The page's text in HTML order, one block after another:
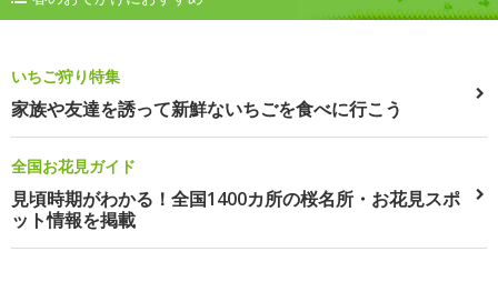
いちご狩り特集
家族や友達を誘って新鮮ないちごを食べに行こう
全国お花見ガイド
見頃時期がわかる！全国1400カ所の桜名所・お花見スポ
ット情報を掲載